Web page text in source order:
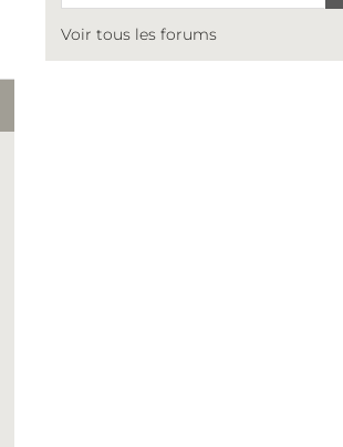
Voir tous les forums